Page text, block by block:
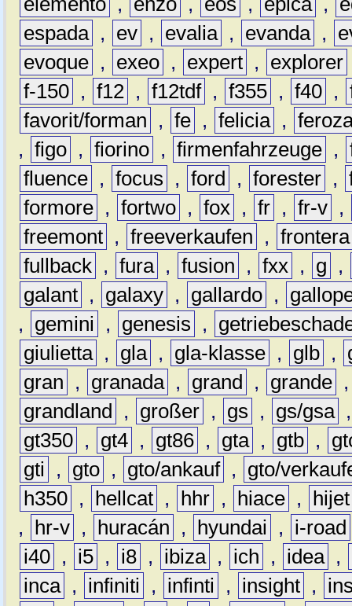
espada , ev , evalia , evanda ,
evoque , exeo , expert , explorer
f-150 , f12 , f12tdf , f355 , f40 ,
favorit/forman
, fe , felicia ,
, figo , fiorino , firmenfahrzeuge ,
fluence , focus , ford , forester ,
formore , fortwo , fox , fr , fr-v ,
freemont , freeverkaufen , frontera
fullback , fura , fusion , fxx , g
,
galant , galaxy , gallardo ,
,
gemini , genesis ,
giulietta , gla , gla-klasse , glb ,
gran
, granada , grand , grande
grandland
, großer , gs , gs/gsa
gt350 , gt4 , gt86 , gta , gtb ,
gti
, gto , gto/ankauf ,
gto/
h350 , hellcat , hhr , hiace ,
hijet
,
hr-v , huracán , hyundai ,
i-road
i40 , i5 , i8 , ibiza , ich , idea ,
inca , infiniti , infinti , insight ,